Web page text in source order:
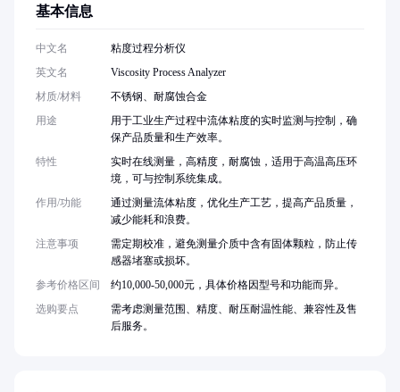
基本信息
中文名
粘度过程分析仪
英文名
Viscosity Process Analyzer
材质/材料
不锈钢、耐腐蚀合金
用途
用于工业生产过程中流体粘度的实时监测与控制，确
保产品质量和生产效率。
特性
实时在线测量，高精度，耐腐蚀，适用于高温高压环
境，可与控制系统集成。
作用/功能
通过测量流体粘度，优化生产工艺，提高产品质量，
减少能耗和浪费。
注意事项
需定期校准，避免测量介质中含有固体颗粒，防止传
感器堵塞或损坏。
参考价格区间
约10,000-50,000元，具体价格因型号和功能而异。
选购要点
需考虑测量范围、精度、耐压耐温性能、兼容性及售
后服务。